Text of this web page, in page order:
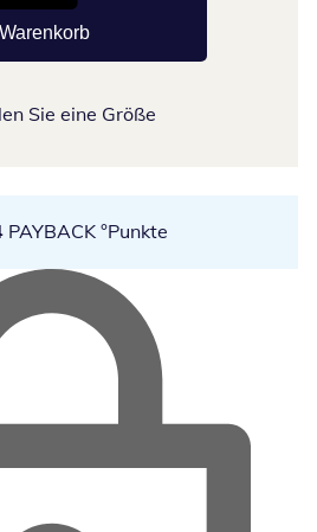
Sie eine Größe
PAYBACK °Punkte